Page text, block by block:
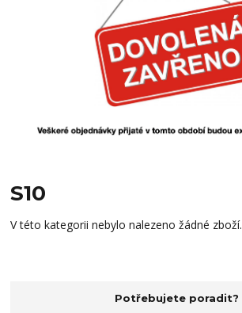
S10
V této kategorii nebylo nalezeno žádné zboží.
Potřebujete poradit?